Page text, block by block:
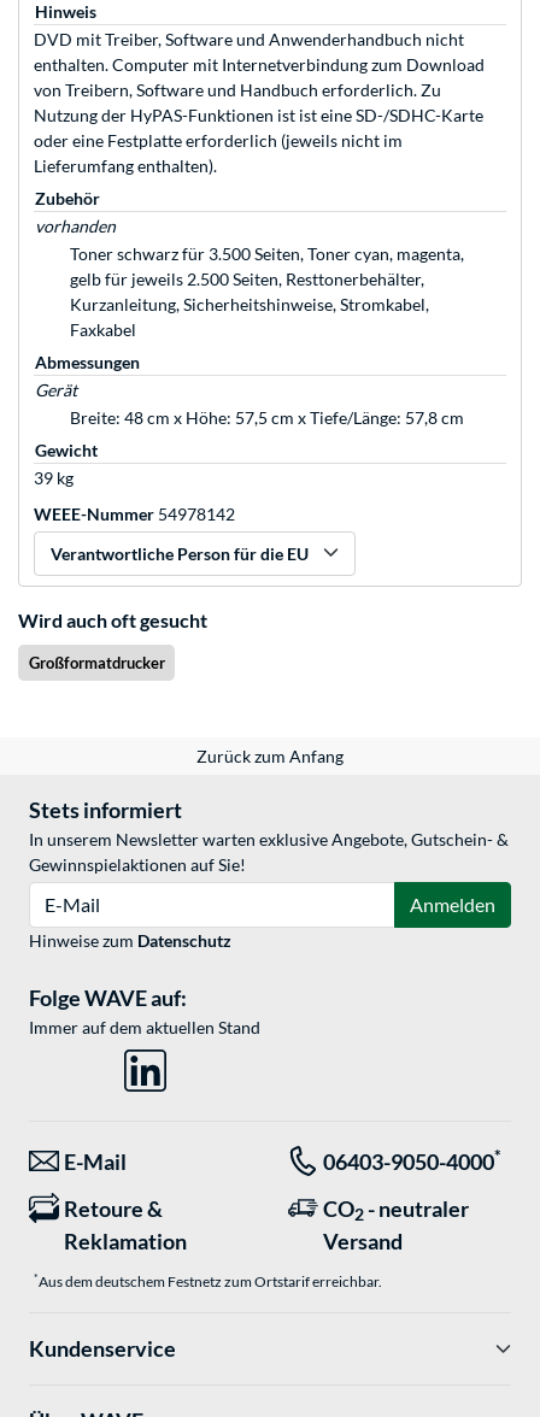
Hinweis
DVD mit Treiber, Software und Anwenderhandbuch nicht
enthalten. Computer mit Internetverbindung zum Download
von Treibern, Software und Handbuch erforderlich. Zu
Nutzung der HyPAS-Funktionen ist ist eine SD-/SDHC-Karte
oder eine Festplatte erforderlich (jeweils nicht im
Lieferumfang enthalten).
Zubehör
vorhanden
Toner schwarz für 3.500 Seiten, Toner cyan, magenta,
gelb für jeweils 2.500 Seiten, Resttonerbehälter,
Kurzanleitung, Sicherheitshinweise, Stromkabel,
Faxkabel
Abmessungen
Gerät
Breite: 48 cm x Höhe: 57,5 cm x Tiefe/Länge: 57,8 cm
Gewicht
39 kg
WEEE-Nummer 54978142
Verantwortliche Person für die EU
Wird auch oft gesucht
Großformatdrucker
Zurück zum Anfang
Stets informiert
In unserem Newsletter warten exklusive Angebote, Gutschein- &
Gewinnspielaktionen auf Sie!
Anmelden
Hinweise zum Datenschutz
Folge WAVE auf:
Immer auf dem aktuellen Stand
E-Mail 06403-9050-4000*
Retoure &
Reklamation
CO2 - neutraler
Versand
*Aus dem deutschem Festnetz zum Ortstarif erreichbar.
Kundenservice